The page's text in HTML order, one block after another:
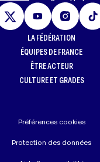
LA FÉDÉRATION
ÉQUIPES DE FRANCE
ÊTRE ACTEUR
CULTURE ET GRADES
Préférences cookies
Protection des données